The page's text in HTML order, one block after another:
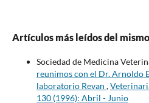
Artículos más leídos del
Sociedad de Medicina
reunimos con el Dr. Arnoldo
laboratorio Revan ,
130 (1996): Abril - Junio